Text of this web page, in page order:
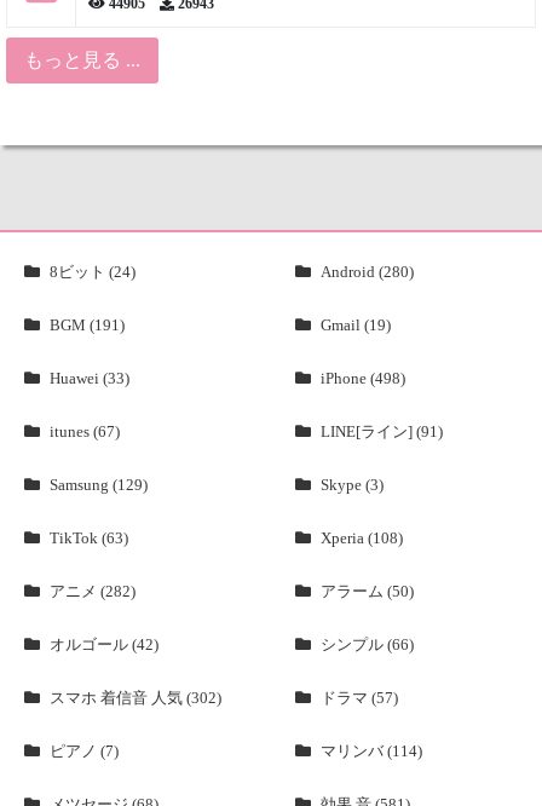
もっと見る ...
8ビット (24) Android (280)
BGM (191) Gmail (19)
Huawei (33) iPhone (498)
itunes (67) LINE[ライン] (91)
Samsung (129) Skype (3)
TikTok (63) Xperia (108)
アニメ (282) アラーム (50)
オルゴール (42) シンプル (66)
スマホ 着信音 人気 (302) ドラマ (57)
ピアノ (7) マリンバ (114)